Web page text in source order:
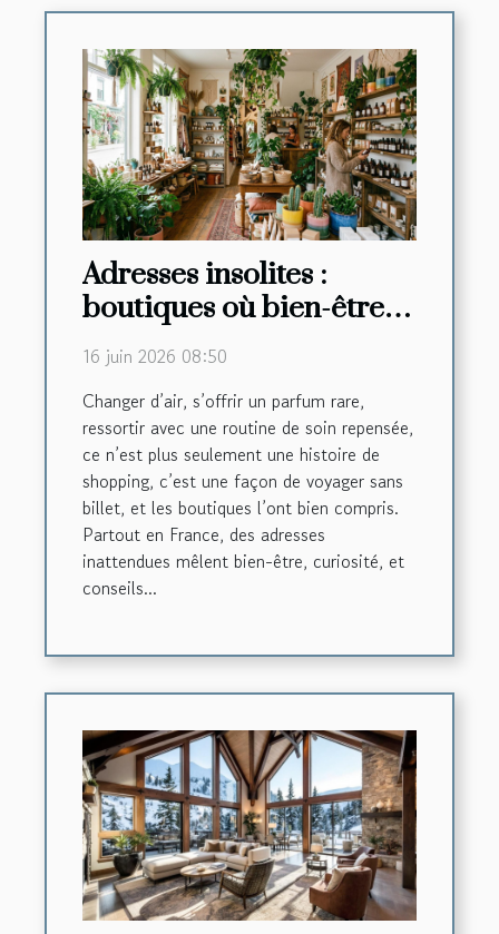
Adresses insolites :
boutiques où bien-être
rime avec découverte
16 juin 2026 08:50
Changer d’air, s’offrir un parfum rare,
ressortir avec une routine de soin repensée,
ce n’est plus seulement une histoire de
shopping, c’est une façon de voyager sans
billet, et les boutiques l’ont bien compris.
Partout en France, des adresses
inattendues mêlent bien-être, curiosité, et
conseils...